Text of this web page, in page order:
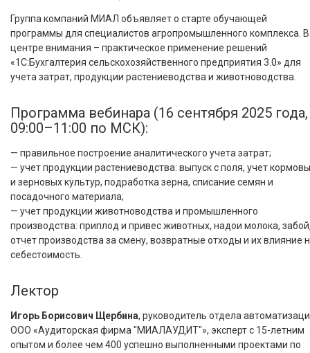
Группа компаний МИАЛ объявляет о старте обучающей
программы для специалистов агропромышленного комплекса. В
центре внимания – практическое применение решений
«1С:Бухгалтерия сельскохозяйственного предприятия 3.0» для
учета затрат, продукции растениеводства и животноводства.
Программа вебинара (16 сентября 2025 года,
09:00–11:00 по МСК):
— правильное построение аналитического учета затрат;
— учет продукции растениеводства: выпуск с поля, учет
и зерновых культур, подработка зерна, списание семян и
посадочного материала;
— учет продукции животноводства и промышленного
производства: приплод и привес животных, надои молока,
отчет производства за смену, возвратные отходы и их влияние
себестоимость.
Лектор
Игорь Борисович Щербина, руководитель отдела
ООО «Аудиторская фирма "МИАЛАУДИТ"», эксперт с 15-летним
опытом и более чем 400 успешно выполненными проектами по